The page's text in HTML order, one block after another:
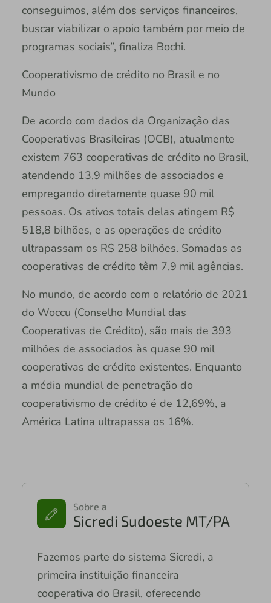
conseguimos, além dos serviços financeiros,
buscar viabilizar o apoio também por meio de
programas sociais”, finaliza Bochi.
Cooperativismo de crédito no Brasil e no
Mundo
De acordo com dados da Organização das
Cooperativas Brasileiras (OCB), atualmente
existem 763 cooperativas de crédito no Brasil,
atendendo 13,9 milhões de associados e
empregando diretamente quase 90 mil
pessoas. Os ativos totais delas atingem R$
518,8 bilhões, e as operações de crédito
ultrapassam os R$ 258 bilhões. Somadas as
cooperativas de crédito têm 7,9 mil agências.
No mundo, de acordo com o relatório de 2021
do Woccu (Conselho Mundial das
Cooperativas de Crédito), são mais de 393
milhões de associados às quase 90 mil
cooperativas de crédito existentes. Enquanto
a média mundial de penetração do
cooperativismo de crédito é de 12,69%, a
América Latina ultrapassa os 16%.
Sobre a
Sicredi Sudoeste MT/PA
Fazemos parte do sistema Sicredi, a
primeira instituição financeira
cooperativa do Brasil, oferecendo